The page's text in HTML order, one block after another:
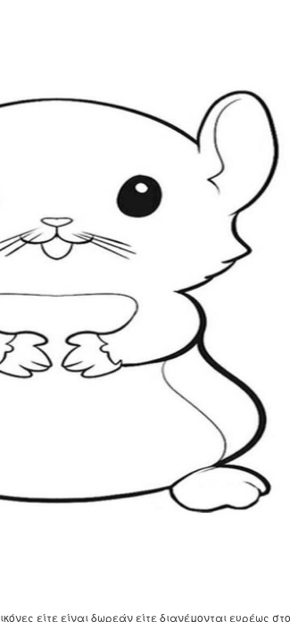
είτε είναι δωρεάν είτε διανέμονται ευρέως